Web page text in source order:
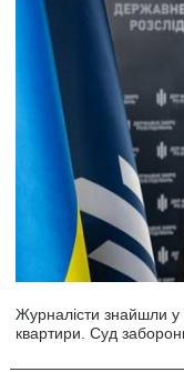
Журналісти знайшли у
квартири. Суд